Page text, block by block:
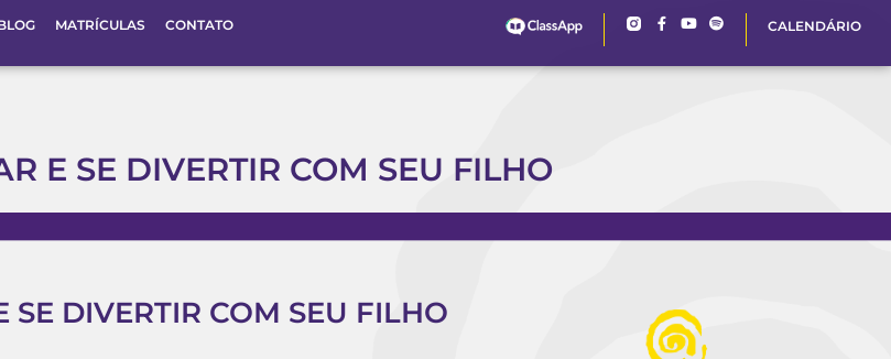
MATRÍCULAS CONTATO CALENDÁRIO
E SE DIVERTIR COM SEU FILHO
SE DIVERTIR COM SEU FILHO